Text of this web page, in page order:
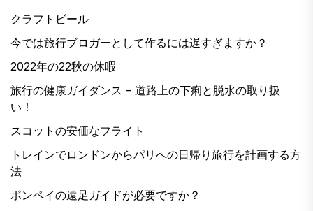
クラフトビール
今では旅行ブロガーとして作るには遅すぎますか？
2022年の22秋の休暇
旅行の健康ガイダンス – 道路上の下痢と脱水の取り扱
い！
スコットの安価なフライト
トレインでロンドンからパリへの日帰り旅行を計画する方
法
ポンペイの遠足ガイドが必要ですか？